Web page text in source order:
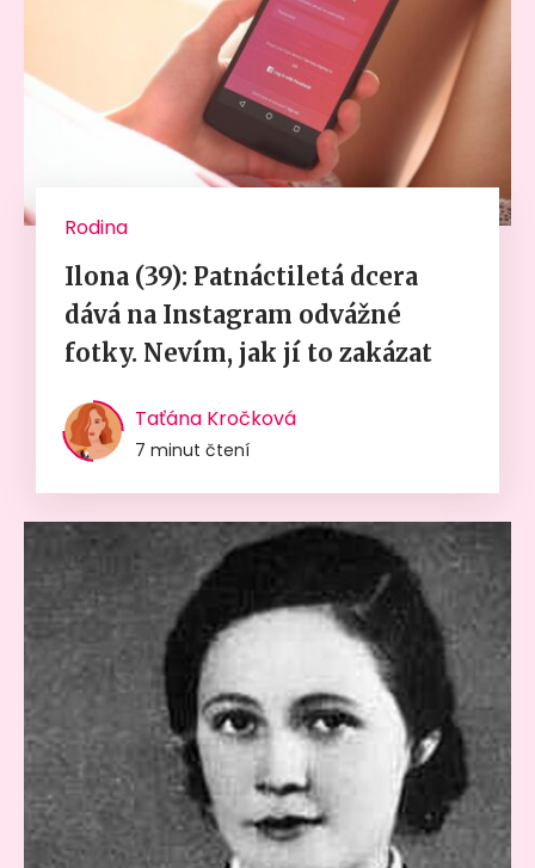
Rodina
Ilona (39): Patnáctiletá dcera
dává na Instagram odvážné
fotky. Nevím, jak jí to zakázat
Taťána Kročková
7 minut čtení